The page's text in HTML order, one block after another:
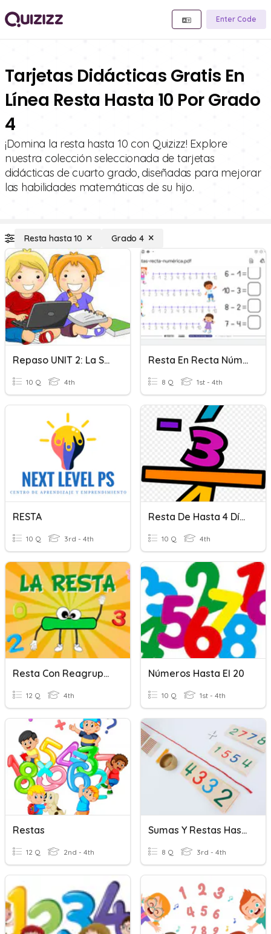
Enter Code
Tarjetas Didácticas Gratis En
Línea Resta Hasta 10 Por Grado
4
¡Domina la resta hasta 10 con Quizizz! Explore
nuestra colección seleccionada de tarjetas
didácticas de cuarto grado, diseñadas para mejorar
las habilidades matemáticas de su hijo.
Resta hasta 10 Grado 4
Repaso UNIT 2: La Suma Y La Resta Hasta 10.000
10 Q 4th
Resta En Recta Númerica
8 Q 1st - 4th
RESTA
10 Q 3rd - 4th
Resta De Hasta 4 Dígitos
10 Q 4th
Resta Con Reagrupación Hasta El 9999
12 Q 4th
Números Hasta El 20
10 Q 1st - 4th
Restas
12 Q 2nd - 4th
Sumas Y Restas Hasta 100,000
8 Q 3rd - 4th